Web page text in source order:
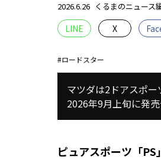
2026.6.26 くるまのニュース
LINE X
ロードスター
マツダは2ドアスポ
2026年9月上旬に発売
ピュアスポーツ「